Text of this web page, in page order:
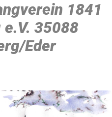
1841
35088
Eder